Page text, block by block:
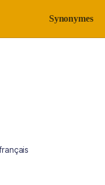
Synonymes